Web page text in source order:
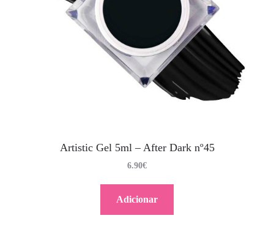
Artistic Gel 5ml – After Dark nº45
6.90€
Adicionar